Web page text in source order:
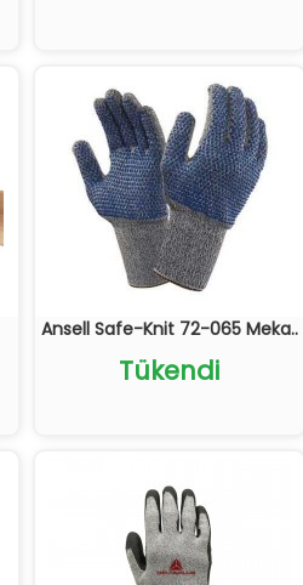
Ansell Safe-Knit 72-065 Meka..
Tükendi